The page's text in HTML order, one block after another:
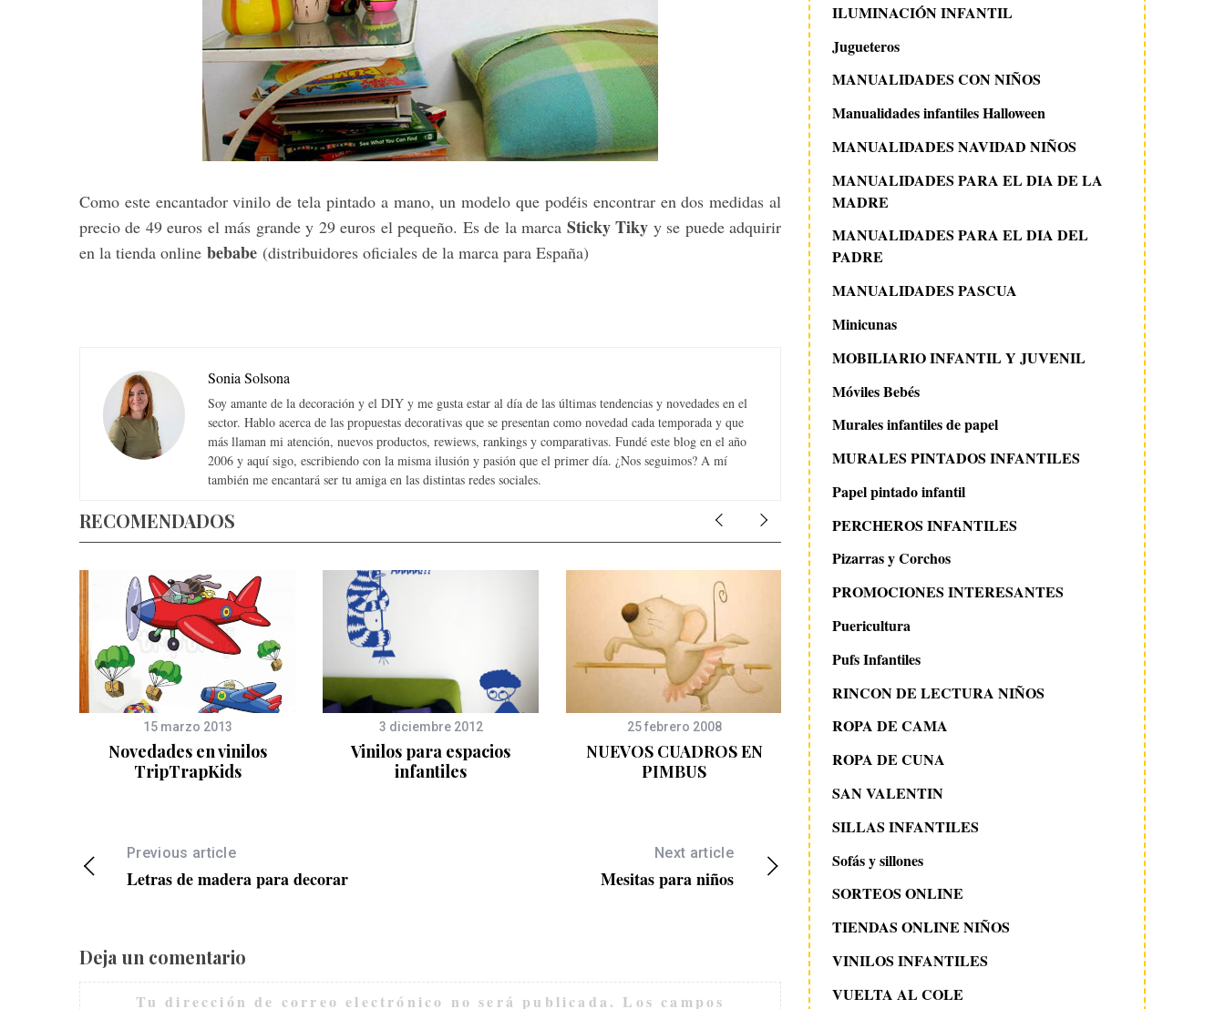
Como este encantador vinilo de tela pintado a mano, un modelo que podéis encontrar en dos medidas al
precio de 49 euros el más grande y 29 euros el pequeño. Es de la marca Sticky Tiky y se puede adquirir
en la tienda online bebabe (distribuidores oficiales de la marca para España)
Sonia Solsona
Soy amante de la decoración y el DIY y me gusta estar al día de las últimas tendencias y novedades en el
sector. Hablo acerca de las propuestas decorativas que se presentan como novedad cada temporada y que
más llaman mi atención, nuevos productos, rewiews, rankings y comparativas. Fundé este blog en el año
2006 y aquí sigo, escribiendo con la misma ilusión y pasión que el primer día. ¿Nos seguimos? A mí
también me encantará ser tu amiga en las distintas redes sociales.
RECOMENDADOS
15 marzo 2013
Novedades en vinilos
TripTrapKids
3 diciembre 2012
Vinilos para espacios
infantiles
25 febrero 2008
NUEVOS CUADROS EN
PIMBUS
13 julio 2009
ESTANTERIA LETRAS
31 diciembre 2013
Simpático
vinilo
Previous article
Letras de madera para decorar
Next article
Mesitas para niños
Deja un comentario
Tu dirección de correo electrónico no será publicada. Los campos
ILUMINACIÓN INFANTIL
Jugueteros
MANUALIDADES CON NIÑOS
Manualidades infantiles Halloween
MANUALIDADES NAVIDAD NIÑOS
MANUALIDADES PARA EL DIA DE LA
MADRE
MANUALIDADES PARA EL DIA DEL
PADRE
MANUALIDADES PASCUA
Minicunas
MOBILIARIO INFANTIL Y JUVENIL
Móviles Bebés
Murales infantiles de papel
MURALES PINTADOS INFANTILES
Papel pintado infantil
PERCHEROS INFANTILES
Pizarras y Corchos
PROMOCIONES INTERESANTES
Puericultura
Pufs Infantiles
RINCON DE LECTURA NIÑOS
ROPA DE CAMA
ROPA DE CUNA
SAN VALENTIN
SILLAS INFANTILES
Sofás y sillones
SORTEOS ONLINE
TIENDAS ONLINE NIÑOS
VINILOS INFANTILES
VUELTA AL COLE